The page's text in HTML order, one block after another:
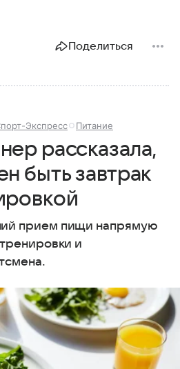
Поделиться
Экспресс Питание
рассказала,
быть завтрак
прием пищи напрямую
и